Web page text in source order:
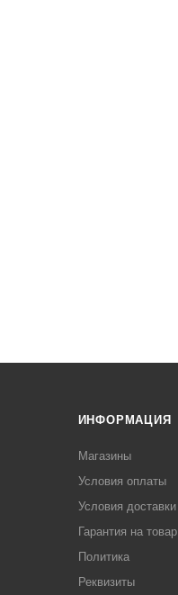
ИНФОРМАЦИЯ
Магазины
Условия оплаты
Условия доставки
Гарантия на товар
Политика
Реквизиты